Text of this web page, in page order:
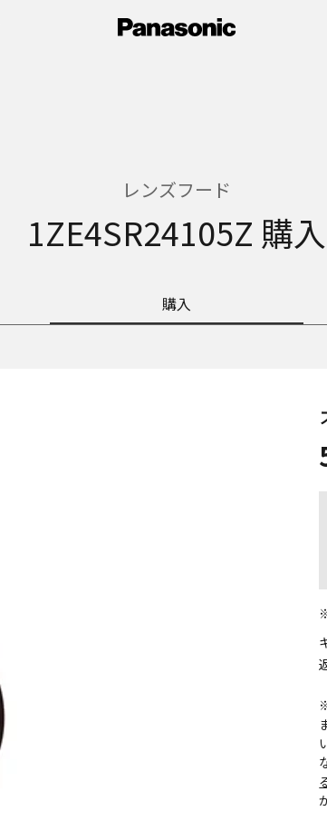
レンズフード
1ZE4SR24105Z 購入
購入